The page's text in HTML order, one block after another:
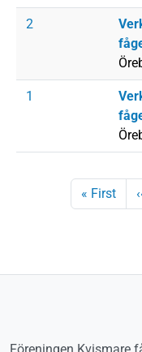
2
1
Paginering
Första
« First